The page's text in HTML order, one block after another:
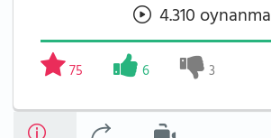
4.310 oynanma
75 6 3